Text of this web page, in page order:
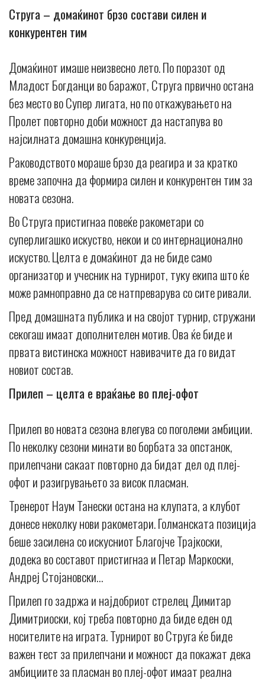
Струга – домаќинот брзо состави силен и
конкурентен тим
Домаќинот имаше неизвесно лето. По поразот од
Младост Богданци во баражот, Струга првично остана
без место во Супер лигата, но по откажувањето на
Пролет повторно доби можност да настапува во
најсилната домашна конкуренција.
Раководството мораше брзо да реагира и за кратко
време започна да формира силен и конкурентен тим за
новата сезона.
Во Струга пристигнаа повеќе ракометари со
суперлигашко искуство, некои и со интернационално
искуство. Целта е домаќинот да не биде само
организатор и учесник на турнирот, туку екипа што ќе
може рамноправно да се натпреварува со сите ривали.
Пред домашната публика и на својот турнир, стружани
секогаш имаат дополнителен мотив. Ова ќе биде и
првата вистинска можност навивачите да го видат
новиот состав.
Прилеп – целта е враќање во плеј-офот
Прилеп во новата сезона влегува со поголеми амбиции.
По неколку сезони минати во борбата за опстанок,
прилепчани сакаат повторно да бидат дел од плеј-
офот и разигрувањето за висок пласман.
Тренерот Наум Танески остана на клупата, а клубот
донесе неколку нови ракометари. Голманската позиција
беше засилена со искусниот Благојче Трајкоски,
додека во составот пристигнаа и Петар Маркоски,
Андреј Стојановски…
Прилеп го задржа и најдобриот стрелец Димитар
Димитриоски, кој треба повторно да биде еден од
носителите на играта. Турнирот во Струга ќе биде
важен тест за прилепчани и можност да покажат дека
амбициите за пласман во плеј-офот имаат реална